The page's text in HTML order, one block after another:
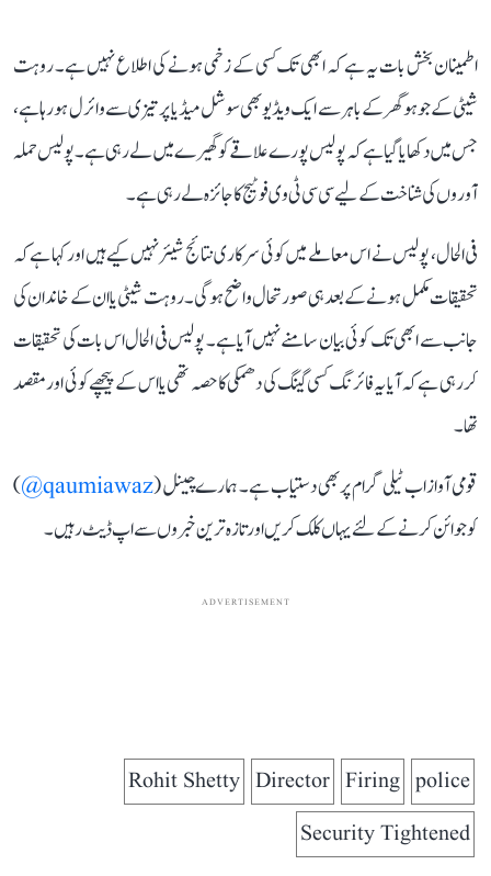
اطمینان بخش بات یہ ہے کہ ابھی تک کسی کے زخمی ہونے کی اطلاع نہیں ہے۔ روہت
شیٹی کے جوہو گھر کے باہر سے ایک ویڈیو بھی سوشل میڈیا پر تیزی سے وائرل ہو رہا ہے،
جس میں دکھایا گیا ہے کہ پولیس پورے علاقے کو گھیرے میں لے رہی ہے۔ پولیس حملہ
آوروں کی شناخت کے لیے سی سی ٹی وی فوٹیج کا جائزہ لے رہی ہے۔
فی الحال، پولیس نے اس معاملے میں کوئی سرکاری نتائج شیئر نہیں کیے ہیں اور کہا ہے کہ
تحقیقات مکمل ہونے کے بعد ہی صورتحال واضح ہوگی۔ روہت شیٹی یا ان کے خاندان کی
جانب سے ابھی تک کوئی بیان سامنے نہیں آیا ہے۔ پولیس فی الحال اس بات کی تحقیقات
کر رہی ہے کہ آیا یہ فائرنگ کسی گینگ کی دھمکی کا حصہ تھی یا اس کے پیچھے کوئی اور مقصد
تھا۔
قومی آواز اب ٹیلی گرام پر بھی دستیاب ہے۔ ہمارے چینل (qaumiawaz@
)
کو جوائن کرنے کے لئے یہاں کلک کریں اور تازہ ترین خبروں سے اپ ڈیٹ رہیں۔
ADVERTISEMENT
police
Firing
Director
Rohit Shetty
Security Tightened